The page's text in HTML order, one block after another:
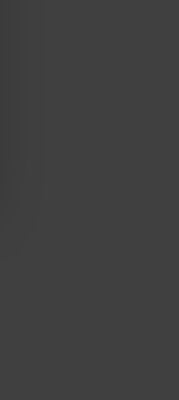
Kaffee/Tee
Minibar wird bei
24 Uhr und alle